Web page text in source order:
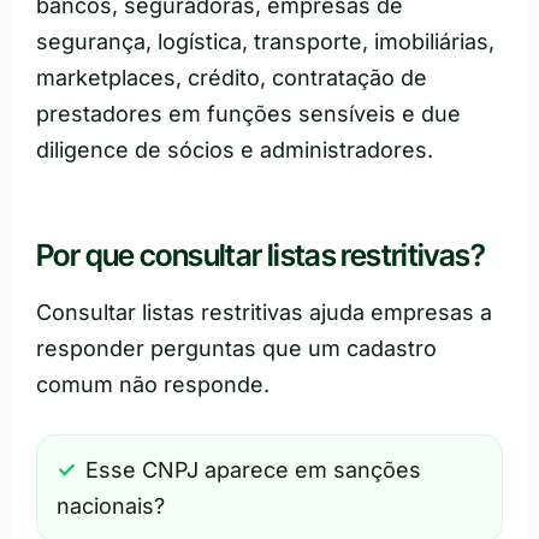
bancos, seguradoras, empresas de
segurança, logística, transporte, imobiliárias,
marketplaces, crédito, contratação de
prestadores em funções sensíveis e due
diligence de sócios e administradores.
Por que consultar listas restritivas?
Consultar listas restritivas ajuda empresas a
responder perguntas que um cadastro
comum não responde.
Esse CNPJ aparece em sanções
nacionais?